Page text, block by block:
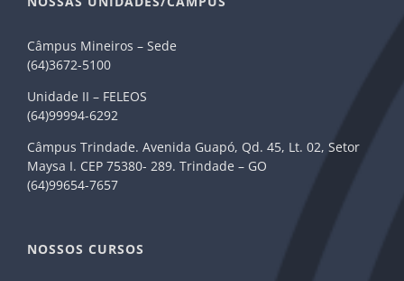
Câmpus Mineiros – Sede
(64)3672-5100
Unidade II – FELEOS
(64)99994-6292
Câmpus Trindade. Avenida Guapó, Qd. 45, Lt. 02, Setor
Maysa I. CEP 75380- 289. Trindade – GO
(64)99654-7657
NOSSOS CURSOS